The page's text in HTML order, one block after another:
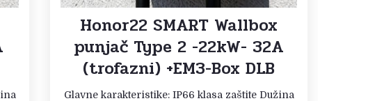
Honor22 SMART Wallbox
punjač Type 2 -22kW- 32A
(trofazni) +EM3-Box DLB
Glavne karakteristike: IP66 klasa zaštite Dužina